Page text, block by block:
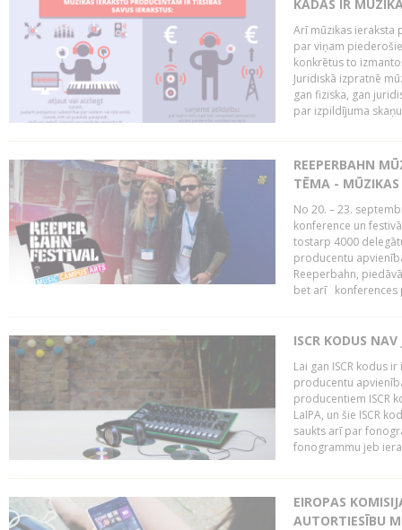
KĀDAS IR
Arī mūzikas ieraksta
par viņam
konkrētus to
Juridiskā izpratnē
gan fiziska, gan
par izpildījuma
REEPERBAHN
TĒMA -
No 20. – 23.
konference un
tostarp 4000
producentu
Reeperbahn,
bet arī konferences
ISCR KODUS
Lai gan ISCR kodus
producentu
producentiem ISCR
LaIPA, un šie ISCR
saukts arī par
fonogrammu jeb
EIROPAS
AUTORTIESĪBU